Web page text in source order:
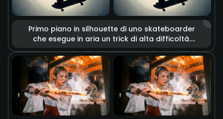
sguardo.
Primo piano in silhouette di uno skateboarder
che esegue in aria un trick di alta difficoltà.
in stile schizzo grezzo, su uno sfondo
dominato da un potente riflettore circolare. Il
rallenty dona a ogni dettaglio del movimento
un'atmosfera street culture cool e una
texture retrò.